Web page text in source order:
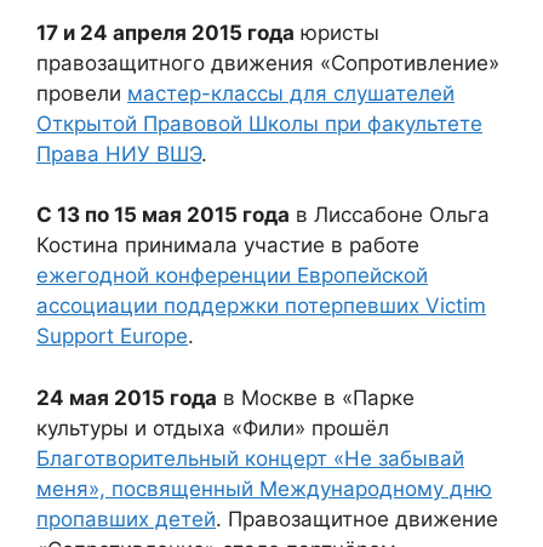
17 и 24 апреля 2015 года юристы
правозащитного движения «Сопротивление»
провели мастер-классы для слушателей
Открытой Правовой Школы при факультете
Права НИУ ВШЭ.
С 13 по 15 мая 2015 года в Лиссабоне Ольга
Костина принимала участие в работе
ежегодной конференции Европейской
ассоциации поддержки потерпевших Victim
Support Europe.
24 мая 2015 года в Москве в «Парке
культуры и отдыха «Фили» прошёл
Благотворительный концерт «Не забывай
меня», посвященный Международному дню
пропавших детей. Правозащитное движение